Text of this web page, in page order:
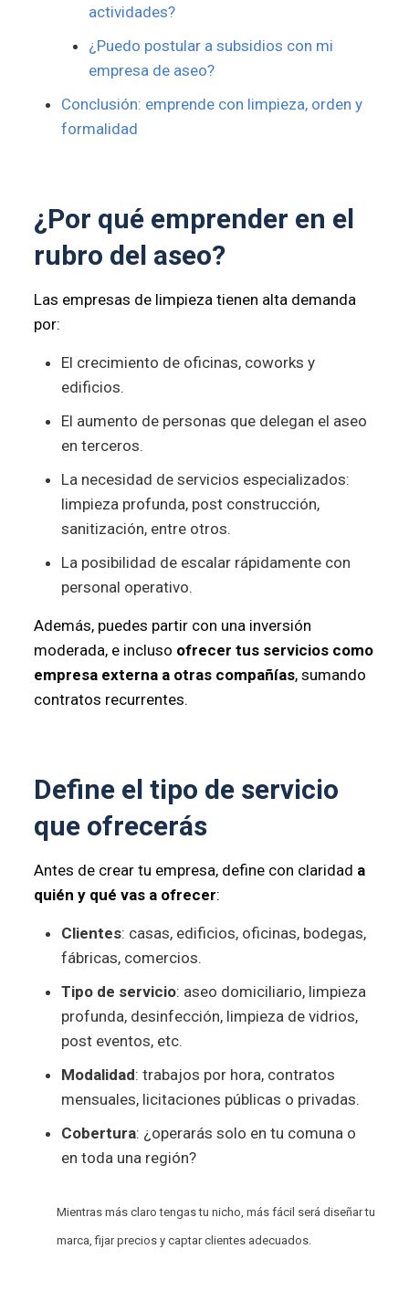
actividades?
¿Puedo postular a subsidios con mi
empresa de aseo?
Conclusión: emprende con limpieza, orden y
formalidad
¿Por qué emprender en el
rubro del aseo?
Las empresas de limpieza tienen alta demanda
por:
El crecimiento de oficinas, coworks y
edificios.
El aumento de personas que delegan el aseo
en terceros.
La necesidad de servicios especializados:
limpieza profunda, post construcción,
sanitización, entre otros.
La posibilidad de escalar rápidamente con
personal operativo.
Además, puedes partir con una inversión
moderada, e incluso ofrecer tus servicios como
empresa externa a otras compañías, sumando
contratos recurrentes.
Define el tipo de servicio
que ofrecerás
Antes de crear tu empresa, define con claridad a
quién y qué vas a ofrecer:
Clientes: casas, edificios, oficinas, bodegas,
fábricas, comercios.
Tipo de servicio: aseo domiciliario, limpieza
profunda, desinfección, limpieza de vidrios,
post eventos, etc.
Modalidad: trabajos por hora, contratos
mensuales, licitaciones públicas o privadas.
Cobertura: ¿operarás solo en tu comuna o
en toda una región?
Mientras más claro tengas tu nicho, más fácil será diseñar tu
marca, fijar precios y captar clientes adecuados.